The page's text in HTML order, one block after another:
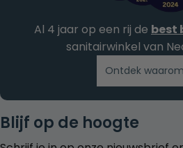
Blijf op de hoogte
Al 4 jaar op een rij de best
sanitairwinkel van
Ontdek waarom